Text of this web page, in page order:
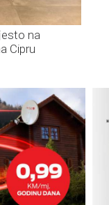
na
Cipru